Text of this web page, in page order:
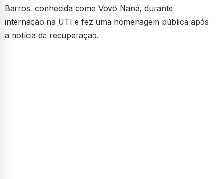
Barros, conhecida como Vovó Naná, durante
internação na UTI e fez uma homenagem pública após
a notícia da recuperação.